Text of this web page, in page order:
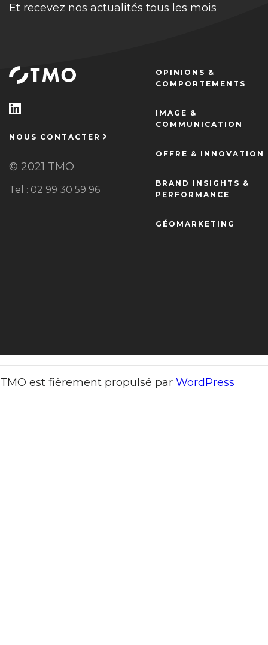
Et recevez nos actualités tous les mois
NOUS CONTACTER
© 2021 TMO
Tel : 02 99 30 59 96
OPINIONS &
COMPORTEMENTS
IMAGE &
COMMUNICATION
OFFRE & INNOVATION
BRAND INSIGHTS &
PERFORMANCE
GÉOMARKETING
TMO est fièrement propulsé par WordPress